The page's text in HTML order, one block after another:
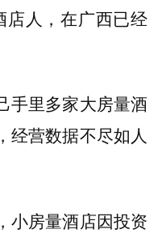
店人，在广西已经
手里多家大房量酒
经营数据不尽如人
小房量酒店因投资